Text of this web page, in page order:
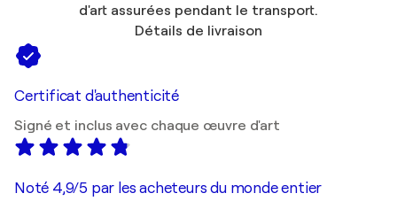
d'art assurées pendant le transport.
Détails de livraison
Certificat d'authenticité
Signé et inclus avec chaque œuvre d'art
Noté 4,9/5 par les acheteurs du monde entier